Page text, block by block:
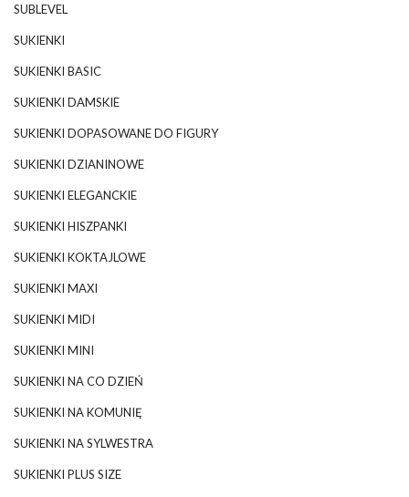
SUBLEVEL
SUKIENKI
SUKIENKI BASIC
SUKIENKI DAMSKIE
SUKIENKI DOPASOWANE DO FIGURY
SUKIENKI DZIANINOWE
SUKIENKI ELEGANCKIE
SUKIENKI HISZPANKI
SUKIENKI KOKTAJLOWE
SUKIENKI MAXI
SUKIENKI MIDI
SUKIENKI MINI
SUKIENKI NA CO DZIEŃ
SUKIENKI NA KOMUNIĘ
SUKIENKI NA SYLWESTRA
SUKIENKI PLUS SIZE